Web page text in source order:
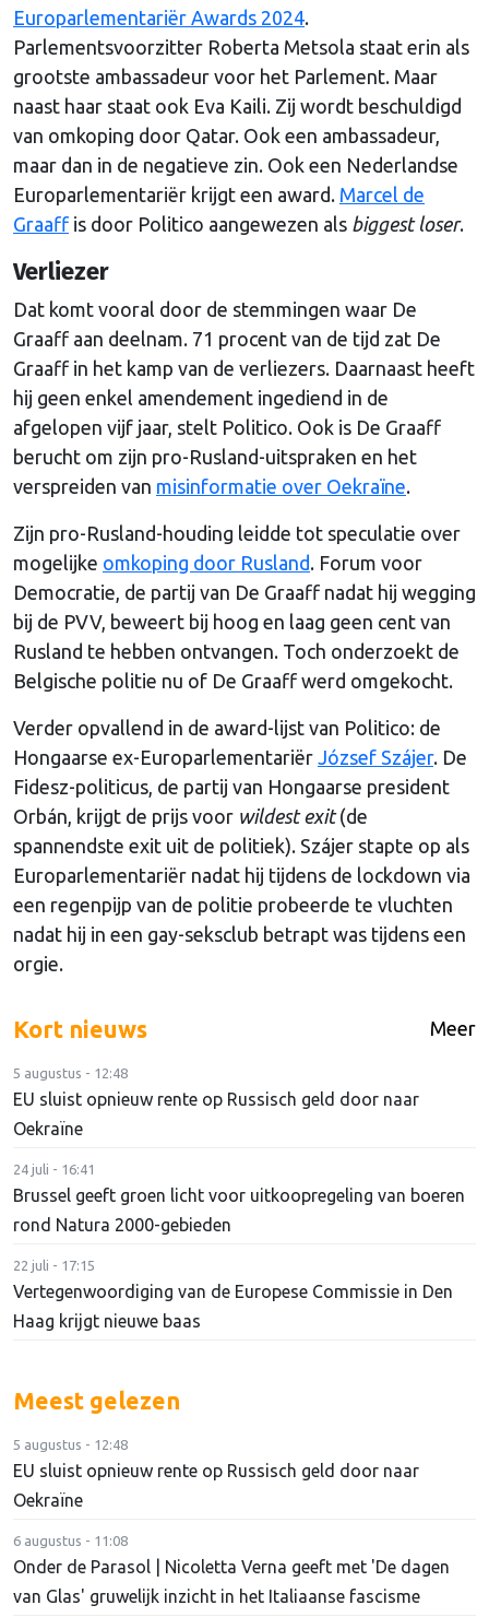
Europarlementariër Awards 2024.
Parlementsvoorzitter Roberta Metsola staat erin als
grootste ambassadeur voor het Parlement. Maar
naast haar staat ook Eva Kaili. Zij wordt beschuldigd
van omkoping door Qatar. Ook een ambassadeur,
maar dan in de negatieve zin. Ook een Nederlandse
Europarlementariër krijgt een award. Marcel de
Graaff is door Politico aangewezen als biggest loser.
Verliezer
Dat komt vooral door de stemmingen waar De
Graaff aan deelnam. 71 procent van de tijd zat De
Graaff in het kamp van de verliezers. Daarnaast heeft
hij geen enkel amendement ingediend in de
afgelopen vijf jaar, stelt Politico. Ook is De Graaff
berucht om zijn pro-Rusland-uitspraken en het
verspreiden van misinformatie over Oekraïne.
Zijn pro-Rusland-houding leidde tot speculatie over
mogelijke omkoping door Rusland. Forum voor
Democratie, de partij van De Graaff nadat hij wegging
bij de PVV, beweert bij hoog en laag geen cent van
Rusland te hebben ontvangen. Toch onderzoekt de
Belgische politie nu of De Graaff werd omgekocht.
Verder opvallend in de award-lijst van Politico: de
Hongaarse ex-Europarlementariër József Szájer. De
Fidesz-politicus, de partij van Hongaarse president
Orbán, krijgt de prijs voor wildest exit(de
spannendste exit uit de politiek). Szájer stapte op als
Europarlementariër nadat hij tijdens de lockdown via
een regenpijp van de politie probeerde te vluchten
nadat hij in een gay-seksclub betrapt was tijdens een
orgie.
Kort nieuws Meer
5 augustus - 12:48
EU sluist opnieuw rente op Russisch geld door naar
Oekraïne
24 juli - 16:41
Brussel geeft groen licht voor uitkoopregeling van boeren
rond Natura 2000-gebieden
22 juli - 17:15
Vertegenwoordiging van de Europese Commissie in Den
Haag krijgt nieuwe baas
Meest gelezen
5 augustus - 12:48
EU sluist opnieuw rente op Russisch geld door naar
Oekraïne
6 augustus - 11:08
Onder de Parasol | Nicoletta Verna geeft met 'De dagen
van Glas' gruwelijk inzicht in het Italiaanse fascisme